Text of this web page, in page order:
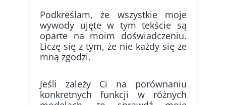
Podkreślam, że wszystkie moje
wywody ujęte w tym tekście są
oparte na moim doświadczeniu.
Liczę się z tym, że nie każdy się ze
mną zgodzi.
Jeśli zależy Ci na porównaniu
konkretnych funkcji w różnych